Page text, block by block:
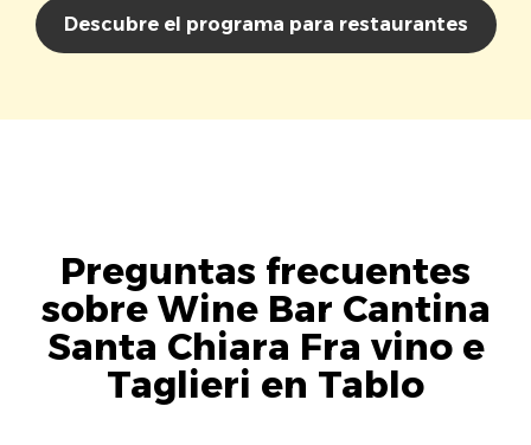
Descubre el programa para restaurantes
Preguntas frecuentes
sobre Wine Bar Cantina
Santa Chiara Fra vino e
Taglieri en Tablo